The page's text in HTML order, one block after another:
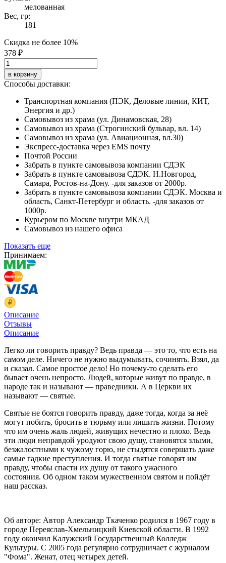
мелованная
Вес, гр:
181
Скидка не более 10%
378 ₽
в корзину
Способы доставки:
Транспортная компания (ПЭК, Деловые линии, КИТ,
Энергия и др.)
Самовывоз из храма (ул. Динамовская, 28)
Самовывоз из храма (Строгинский бульвар, вл. 14)
Самовывоз из храма (ул. Авиационная, вл.30)
Экспресс-доставка через EMS почту
Почтой России
Забрать в пункте самовывоза компании СДЭК
Забрать в пункте самовывоза СДЭК. Н.Новгород,
Самара, Ростов-на-Дону. -для заказов от 2000р.
Забрать в пункте самовывоза компании СДЭК. Москва и
область, Санкт-Петербург и область. -для заказов от
1000р.
Курьером по Москве внутри МКАД
Самовывоз из нашего офиса
Показать еще
Принимаем:
Описание
Отзывы
Описание
Легко ли говорить правду? Ведь правда — это то, что есть на
самом деле. Ничего не нужно выдумывать, сочинять. Взял, да
и сказал. Самое простое дело! Но почему-то сделать его
бывает очень непросто. Людей, которые живут по правде, в
народе так и называют — праведники. А в Церкви их
называют — святые.
Святые не боятся говорить правду, даже тогда, когда за неё
могут побить, бросить в тюрьму или лишить жизни. Потому
что им очень жаль людей, живущих нечестно и плохо. Ведь
эти люди неправдой уродуют свою душу, становятся злыми,
безжалостными к чужому горю, не стыдятся совершать даже
самые гадкие преступления. И тогда святые говорят им
правду, чтобы спасти их душу от такого ужасного
состояния. Об одном таком мужественном святом и пойдёт
наш рассказ.
Об авторе: Автор Александр Ткаченко родился в 1967 году в
городе Переяслав-Хмельницкий Киевской области. В 1992
году окончил Калужский Государственный Колледж
Культуры. С 2005 года регулярно сотрудничает с журналом
"Фома". Женат, отец четырех детей.